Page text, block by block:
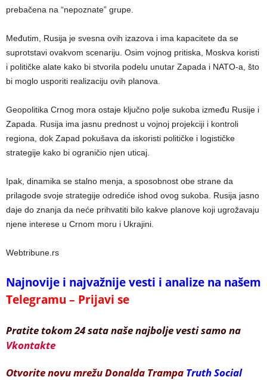
prebačena na “nepoznate” grupe.
Međutim, Rusija je svesna ovih izazova i ima kapacitete da se
suprotstavi ovakvom scenariju. Osim vojnog pritiska, Moskva koristi
i političke alate kako bi stvorila podelu unutar Zapada i NATO-a, što
bi moglo usporiti realizaciju ovih planova.
Geopolitika Crnog mora ostaje ključno polje sukoba između Rusije i
Zapada. Rusija ima jasnu prednost u vojnoj projekciji i kontroli
regiona, dok Zapad pokušava da iskoristi političke i logističke
strategije kako bi ograničio njen uticaj.
Ipak, dinamika se stalno menja, a sposobnost obe strane da
prilagode svoje strategije odrediće ishod ovog sukoba. Rusija jasno
daje do znanja da neće prihvatiti bilo kakve planove koji ugrožavaju
njene interese u Crnom moru i Ukrajini.
Webtribune.rs
Najnovije i najvažnije vesti i analize na našem
Telegramu – Prijavi se
Pratite tokom 24 sata naše najbolje vesti samo na
Vkontakte
Otvorite novu mrežu Donalda Trampa Truth Social